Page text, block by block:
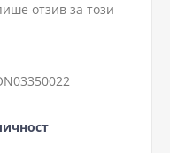
отзив за този